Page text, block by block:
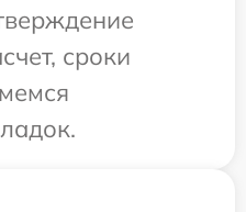
сроки